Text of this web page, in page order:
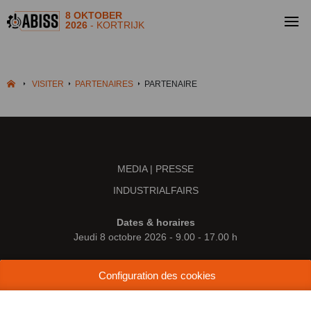
8 OKTOBER
2026- KORTRIJK
VISITER PARTENAIRES PARTENAIRE
MEDIA | PRESSE
INDUSTRIALFAIRS
Dates & horaires
Jeudi 8 octobre 2026 - 9.00 - 17.00 h
Kortrijk Xpo
Configuration des cookies